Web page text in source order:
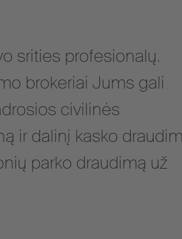
srities profesionalų.
brokeriai Jums gali
civilinės
ir dalinį kasko
parko draudimą už